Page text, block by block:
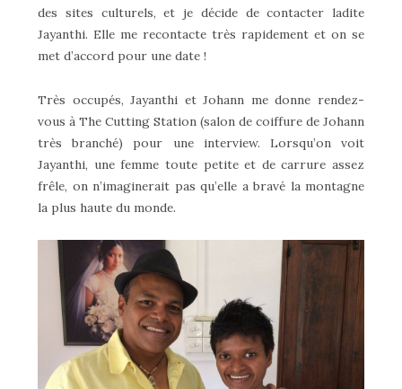
des sites culturels, et je décide de contacter ladite
Jayanthi. Elle me recontacte très rapidement et on se
met d’accord pour une date !
Très occupés, Jayanthi et Johann me donne rendez-
vous à The Cutting Station (salon de coiffure de Johann
très branché) pour une interview. Lorsqu’on voit
Jayanthi, une femme toute petite et de carrure assez
frêle, on n’imaginerait pas qu’elle a bravé la montagne
la plus haute du monde.